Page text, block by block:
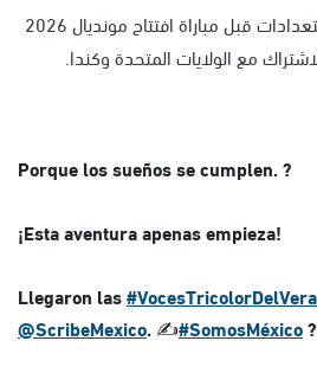
وتزامن ذلك مع تكثيف الاستعدادات قبل مباراة افتتاح مونديال 2026
مع الولايات المتحدة وكندا.
Porque los sueños se cumplen. ?
¡Esta aventura apenas empieza!
Llegaron las
@ScribeMexico. ✍️#SomosMéxico